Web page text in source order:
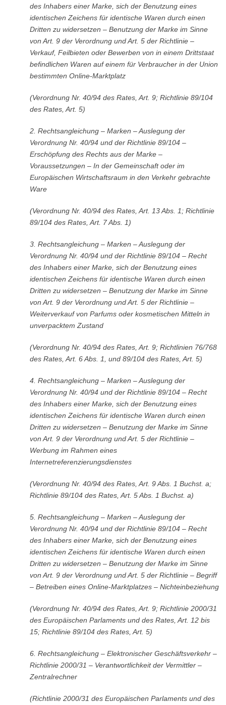
des Inhabers einer Marke, sich der Benutzung eines
identischen Zeichens für identische Waren durch einen
Dritten zu widersetzen – Benutzung der Marke im Sinne
von Art. 9 der Verordnung und Art. 5 der Richtlinie –
Verkauf, Feilbieten oder Bewerben von in einem Drittstaat
befindlichen Waren auf einem für Verbraucher in der Union
bestimmten Online-Marktplatz
(Verordnung Nr. 40/94 des Rates, Art. 9; Richtlinie 89/104
des Rates, Art. 5)
2. Rechtsangleichung – Marken – Auslegung der
Verordnung Nr. 40/94 und der Richtlinie 89/104 –
Erschöpfung des Rechts aus der Marke –
Voraussetzungen – In der Gemeinschaft oder im
Europäischen Wirtschaftsraum in den Verkehr gebrachte
Ware
(Verordnung Nr. 40/94 des Rates, Art. 13 Abs. 1; Richtlinie
89/104 des Rates, Art. 7 Abs. 1)
3. Rechtsangleichung – Marken – Auslegung der
Verordnung Nr. 40/94 und der Richtlinie 89/104 – Recht
des Inhabers einer Marke, sich der Benutzung eines
identischen Zeichens für identische Waren durch einen
Dritten zu widersetzen – Benutzung der Marke im Sinne
von Art. 9 der Verordnung und Art. 5 der Richtlinie –
Weiterverkauf von Parfums oder kosmetischen Mitteln in
unverpacktem Zustand
(Verordnung Nr. 40/94 des Rates, Art. 9; Richtlinien 76/768
des Rates, Art. 6 Abs. 1, und 89/104 des Rates, Art. 5)
4. Rechtsangleichung – Marken – Auslegung der
Verordnung Nr. 40/94 und der Richtlinie 89/104 – Recht
des Inhabers einer Marke, sich der Benutzung eines
identischen Zeichens für identische Waren durch einen
Dritten zu widersetzen – Benutzung der Marke im Sinne
von Art. 9 der Verordnung und Art. 5 der Richtlinie –
Werbung im Rahmen eines
Internetreferenzierungsdienstes
(Verordnung Nr. 40/94 des Rates, Art. 9 Abs. 1 Buchst. a;
Richtlinie 89/104 des Rates, Art. 5 Abs. 1 Buchst. a)
5. Rechtsangleichung – Marken – Auslegung der
Verordnung Nr. 40/94 und der Richtlinie 89/104 – Recht
des Inhabers einer Marke, sich der Benutzung eines
identischen Zeichens für identische Waren durch einen
Dritten zu widersetzen – Benutzung der Marke im Sinne
von Art. 9 der Verordnung und Art. 5 der Richtlinie – Begriff
– Betreiben eines Online-Marktplatzes – Nichteinbeziehung
(Verordnung Nr. 40/94 des Rates, Art. 9; Richtlinie 2000/31
des Europäischen Parlaments und des Rates, Art. 12 bis
15; Richtlinie 89/104 des Rates, Art. 5)
6. Rechtsangleichung – Elektronischer Geschäftsverkehr –
Richtlinie 2000/31 – Verantwortlichkeit der Vermittler –
Zentralrechner
(Richtlinie 2000/31 des Europäischen Parlaments und des